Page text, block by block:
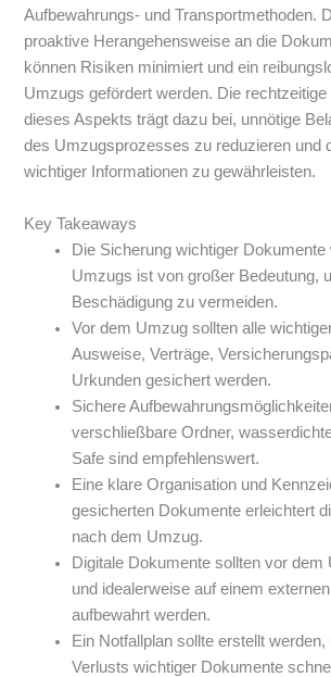
Aufbewahrungs- und Transportmethoden.
proaktive Herangehensweise an die
können Risiken minimiert und ein
Umzugs gefördert werden. Die
dieses Aspekts trägt dazu bei, unnötige
des Umzugsprozesses zu reduzieren und
wichtiger Informationen zu gewährleisten.
Key Takeaways
Die Sicherung wichtiger Dokumente
Umzugs ist von großer Bedeutung,
Beschädigung zu vermeiden.
Vor dem Umzug sollten alle
Ausweise, Verträge,
Urkunden gesichert werden.
Sichere
verschließbare Ordner,
Safe sind empfehlenswert.
Eine klare Organisation und
gesicherten Dokumente erleichtert
nach dem Umzug.
Digitale Dokumente sollten vor dem
und idealerweise auf einem
aufbewahrt werden.
Ein Notfallplan sollte erstellt
Verlusts wichtiger Dokumente